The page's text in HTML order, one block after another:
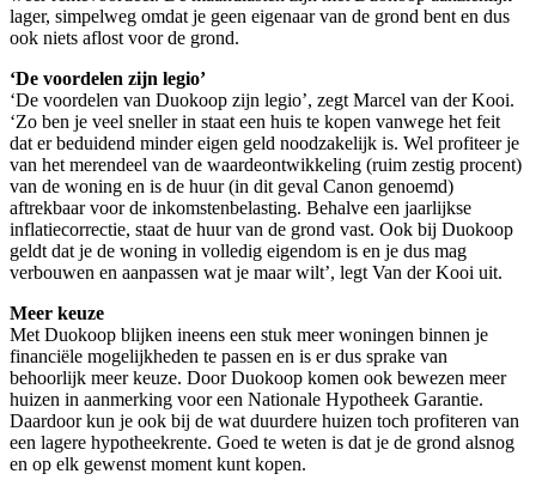
lager, simpelweg omdat je geen eigenaar van de grond bent en dus
ook niets aflost voor de grond.
‘De voordelen zijn legio’
‘De voordelen van Duokoop zijn legio’, zegt Marcel van der Kooi.
‘Zo ben je veel sneller in staat een huis te kopen vanwege het feit
dat er beduidend minder eigen geld noodzakelijk is. Wel profiteer je
van het merendeel van de waardeontwikkeling (ruim zestig procent)
van de woning en is de huur (in dit geval Canon genoemd)
aftrekbaar voor de inkomstenbelasting. Behalve een jaarlijkse
inflatiecorrectie, staat de huur van de grond vast. Ook bij Duokoop
geldt dat je de woning in volledig eigendom is en je dus mag
verbouwen en aanpassen wat je maar wilt’, legt Van der Kooi uit.
Meer keuze
Met Duokoop blijken ineens een stuk meer woningen binnen je
financiële mogelijkheden te passen en is er dus sprake van
behoorlijk meer keuze. Door Duokoop komen ook bewezen meer
huizen in aanmerking voor een Nationale Hypotheek Garantie.
Daardoor kun je ook bij de wat duurdere huizen toch profiteren van
een lagere hypotheekrente. Goed te weten is dat je de grond alsnog
en op elk gewenst moment kunt kopen.